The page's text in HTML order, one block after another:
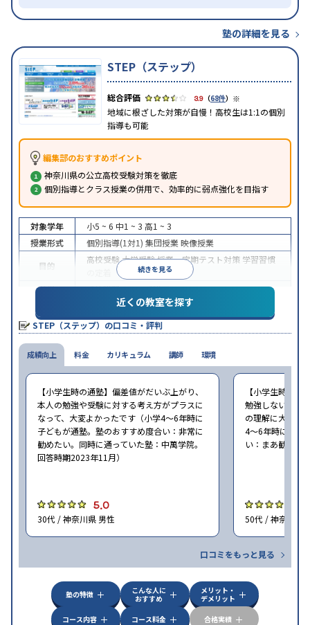
塾の詳細を見る
STEP（ステップ）
3.9 （68件） ※
地域に根ざした対策が自慢！高校生は1:1の個別
指導も可能
編集部のおすすめポイント
神奈川県の公立高校受験対策を徹底
個別指導とクラス授業の併用で、効率的に弱点強化を目指す
続きを見る
対象学年 小5 ~ 6 中1 ~ 3 高1 ~ 3
授業形式
個別指導(1対1) 集団授業映像授業
目的
高校受験大学受験授業・定期テスト対策 学習習慣
特徴
季節講習のみの受講可
小学校高学年の集団塾アンケート調査方法
近くの教室を探す
STEP（ステップ）の口コミ・評判
成績向上
【小学生時の通塾】偏差値がだいぶ上がり、
本人の勉強や受験に対する考え方がプラスに
なって、大変よかったです（小学4〜6年時に
子どもが通塾。塾のおすすめ度合い：非常に
勧めたい。同時に通っていた塾：中萬学院。
回答時期2023年11月）
5.0
30代 / 神奈川県 男性
【小学生時の通
勉強しないので
の理解に大いに
4〜6年時に子ど
い：まあ勧めた
50代 / 神奈川県
口コミをもっと見る
料金 カリキュラム 講師 環境
塾の特徴
こんな人に
おすすめ
メリット・
デメリット
コース内容
コース料金 合格実績